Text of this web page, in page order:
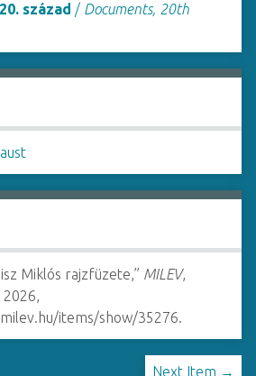
század / Documents, 20th
Miklós rajzfüzete,” MILEV,
2026,
items/show/35276.
Next Item →